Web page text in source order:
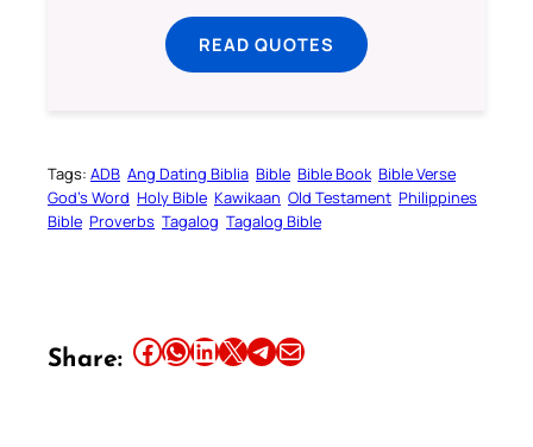
READ QUOTES
Tags: ADB Ang Dating Biblia Bible Bible Book Bible Verse
God’s Word Holy Bible Kawikaan Old Testament Philippines
Bible Proverbs Tagalog Tagalog Bible
Share: Share this article on Facebook Share this article on WhatsApp Share this article on LinkedIn Share this article on X Share this article on TelegramEmail this Article